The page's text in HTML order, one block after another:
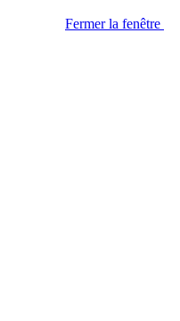
Fermer la fenêtre